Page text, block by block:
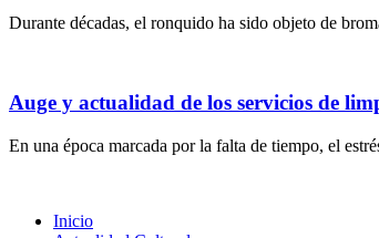
Durante décadas, el ronquido ha sido objeto de
Auge y actualidad de los servicios de
En una época marcada por la falta de tiempo, el
Inicio